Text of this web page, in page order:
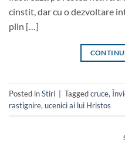
cinstit, dar cu o dezvoltare
plin […]
Posted inStiri | Taggedcruce,
rastignire, ucenici ai lui Hristos